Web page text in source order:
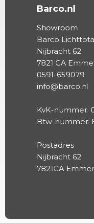
Barco.nl
Showroom
Barco
Nijbracht 62
7821 CA
0591-659079
info@barco.nl
KvK-nummer:
Btw-nummer:
Postadres
Nijbracht 62
7821CA